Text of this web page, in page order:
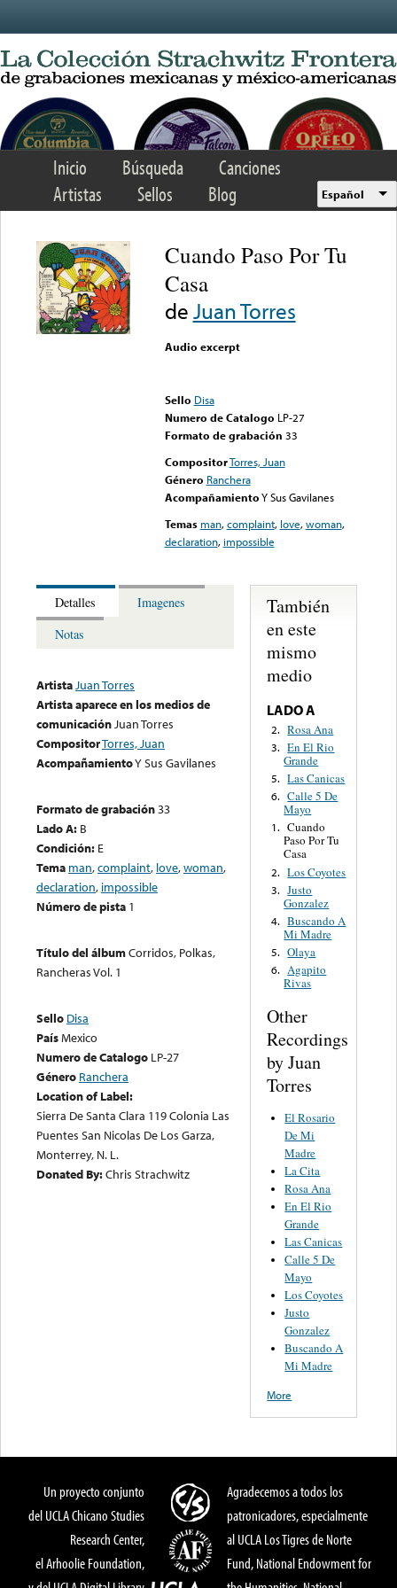
Inicio Búsqueda
Canciones
Artistas
Sellos Blog Español
Cuando Paso Por Tu
Casa
deJuan Torres
Audio excerpt
Sello Disa
Numero de Catalogo LP-27
Formato de grabación 33
CompositorTorres, Juan
Género Ranchera
AcompañamientoY Sus Gavilanes
Temas man,complaint, love,woman,
declaration, impossible
Detalles
Imagenes
Notas
ArtistaJuan Torres
Artista aparece en los medios de
comunicaciónJuan Torres
CompositorTorres, Juan
AcompañamientoY Sus Gavilanes
Formato de grabación33
Lado A: B
Condición: E
Tema man,complaint, love,woman,
declaration, impossible
Número de pista 1
Título del álbumCorridos, Polkas,
Rancheras Vol. 1
Sello Disa
PaísMexico
Numero de Catalogo LP-27
Género Ranchera
Location of Label:
Sierra De Santa Clara 119 Colonia Las
Puentes San Nicolas De Los Garza,
Monterrey, N. L.
Donated By:Chris Strachwitz
También
en este
mismo
medio
LADO A
2. Rosa Ana
3. En El Rio
Grande
5. Las Canicas
6. Calle 5 De
Mayo
1. Cuando
Paso Por Tu
Casa
2. Los Coyotes
3. Justo
Gonzalez
4. Buscando A
Mi Madre
5. Olaya
6. Agapito
Rivas
Other
Recordings
by Juan
Torres
El Rosario
De Mi
Madre
La Cita
Rosa Ana
En El Rio
Grande
Las Canicas
Calle 5 De
Mayo
Los Coyotes
Justo
Gonzalez
Buscando A
Mi Madre
More
Un proyecto conjunto
del UCLA Chicano Studies
Research Center,
el Arhoolie Foundation,
Agradecemos a todos los
patronicadores, especialmente
al UCLA Los Tigres de Norte
Fund, National Endowment for